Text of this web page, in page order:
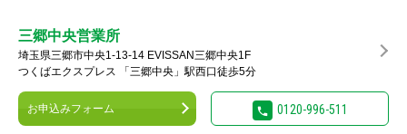
三郷中央営業所
埼玉県三郷市中央1-13-14 EVISSAN三郷中央1F
つくばエクスプレス 「三郷中央」駅西口徒歩5分
お申込みフォーム 0120-996-511